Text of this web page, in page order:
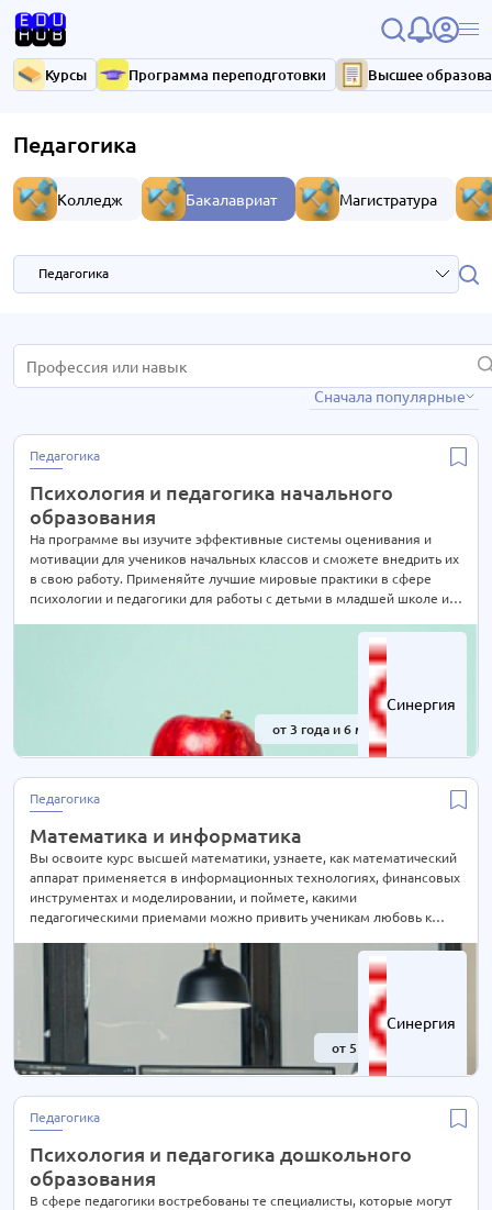
Курсы Программа переподготовки Высшее
Педагогика
Колледж Бакалавриат Магистратура
Педагогика
Анимация и комиксы 2 курса
2 курса
2 курса
Дизайн и реклама
Игровая индустрия и киберспорт 1 курс
Информационные технологии 6 курсов
Лингвистика 1 курс
Маркетинг 2 курса
Программирование 2 курса
Продюсинг
Психология 2 курса
Робототехника
Факультет медиа 2 курса
Физическая культура
Экономика
Юриспруденция
Сначала популярные
Синергия
от 3 года и 6 мес.
Педагогика
Психология и педагогика начального
образования
На программе вы изучите эффективные системы оценивания и
мотивации для учеников начальных классов и сможете внедрить их
в свою работу. Применяйте лучшие мировые практики в сфере
психологии и педагогики для работы c детьми в младшей школе и
Синергия
от 5 лет
Педагогика
Математика и информатика
Вы освоите курс высшей математики, узнаете, как математический
аппарат применяется в информационных технологиях, финансовых
инструментах и моделировании, и поймете, какими
педагогическими приемами можно привить ученикам любовь к
педагогическое образование с двумя профилями.
Педагогика
Психология и педагогика дошкольного
образования
В сфере педагогики востребованы те специалисты, которые могут